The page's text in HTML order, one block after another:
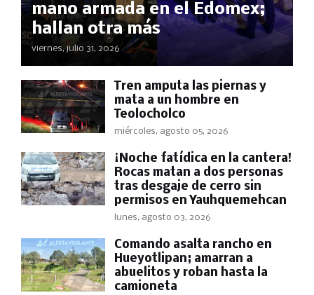
mano armada en el Edomex;
hallan otra más
viernes, julio 31, 2026
Tren amputa las piernas y
mata a un hombre en
Teolocholco
miércoles, agosto 05, 2026
​¡Noche fatídica en la cantera!
Rocas matan a dos personas
tras desgaje de cerro sin
permisos en Yauhquemehcan
lunes, agosto 03, 2026
Comando asalta rancho en
Hueyotlipan; amarran a
abuelitos y roban hasta la
camioneta